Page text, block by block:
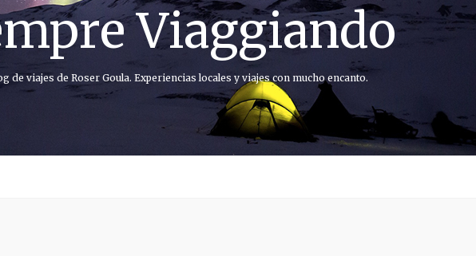
Viaggiando
de viajes de Roser Goula. Experiencias locales y viajes con mucho encanto.